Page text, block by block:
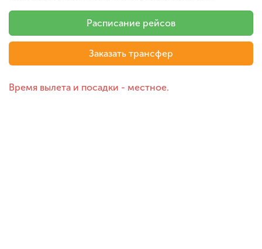
Расписание рейсов
Заказать трансфер
Время вылета и посадки - местное.